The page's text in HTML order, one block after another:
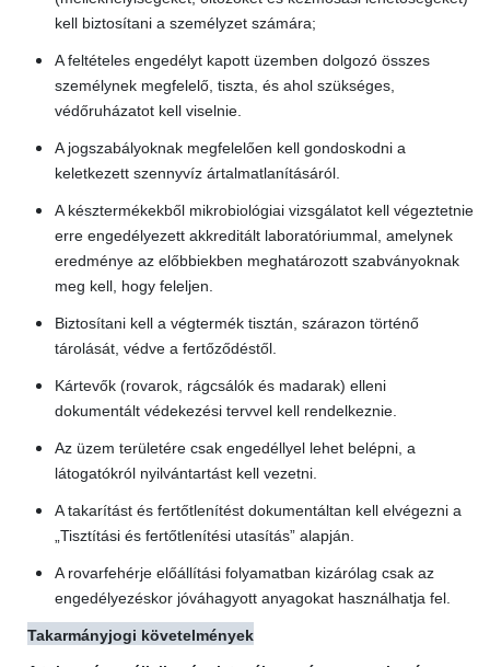
kell biztosítani a személyzet számára;
A feltételes engedélyt kapott üzemben dolgozó összes
személynek megfelelő, tiszta, és ahol szükséges,
védőruházatot kell viselnie.
A jogszabályoknak megfelelően kell gondoskodni a
keletkezett szennyvíz ártalmatlanításáról.
A késztermékekből mikrobiológiai vizsgálatot kell végeztetnie
erre engedélyezett akkreditált laboratóriummal, amelynek
eredménye az előbbiekben meghatározott szabványoknak
meg kell, hogy feleljen.
Biztosítani kell a végtermék tisztán, szárazon történő
tárolását, védve a fertőződéstől.
Kártevők (rovarok, rágcsálók és madarak) elleni
dokumentált védekezési tervvel kell rendelkeznie.
Az üzem területére csak engedéllyel lehet belépni, a
látogatókról nyilvántartást kell vezetni.
A takarítást és fertőtlenítést dokumentáltan kell elvégezni a
„Tisztítási és fertőtlenítési utasítás” alapján.
A rovarfehérje előállítási folyamatban kizárólag csak az
engedélyezéskor jóváhagyott anyagokat használhatja fel.
Takarmányjogi követelmények